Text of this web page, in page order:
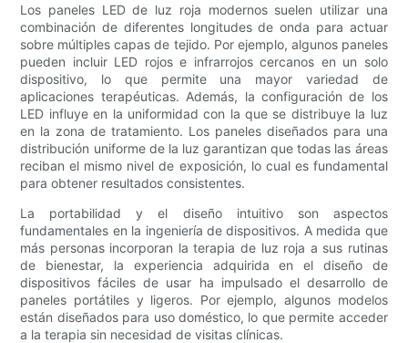
Los paneles LED de luz roja modernos suelen utilizar una
combinación de diferentes longitudes de onda para actuar
sobre múltiples capas de tejido. Por ejemplo, algunos paneles
pueden incluir LED rojos e infrarrojos cercanos en un solo
dispositivo, lo que permite una mayor variedad de
aplicaciones terapéuticas. Además, la configuración de los
LED influye en la uniformidad con la que se distribuye la luz
en la zona de tratamiento. Los paneles diseñados para una
distribución uniforme de la luz garantizan que todas las áreas
reciban el mismo nivel de exposición, lo cual es fundamental
para obtener resultados consistentes.
La portabilidad y el diseño intuitivo son aspectos
fundamentales en la ingeniería de dispositivos. A medida que
más personas incorporan la terapia de luz roja a sus rutinas
de bienestar, la experiencia adquirida en el diseño de
dispositivos fáciles de usar ha impulsado el desarrollo de
paneles portátiles y ligeros. Por ejemplo, algunos modelos
están diseñados para uso doméstico, lo que permite acceder
a la terapia sin necesidad de visitas clínicas.